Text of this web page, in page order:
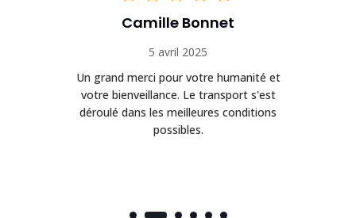
Camille Bonnet
5 avril 2025
Un grand merci pour votre humanité et
votre bienveillance. Le transport s'est
déroulé dans les meilleures conditions
possibles.